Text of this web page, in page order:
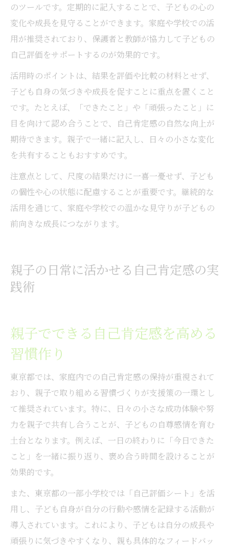
のツールです。定期的に記入することで、子どもの心の
変化や成長を見守ることができます。家庭や学校での活
用が推奨されており、保護者と教師が協力して子どもの
自己評価をサポートするのが効果的です。
活用時のポイントは、結果を評価や比較の材料とせず、
子ども自身の気づきや成長を促すことに重点を置くこと
です。たとえば、「できたこと」や「頑張ったこと」に
目を向けて認め合うことで、自己肯定感の自然な向上が
期待できます。親子で一緒に記入し、日々の小さな変化
を共有することもおすすめです。
注意点として、尺度の結果だけに一喜一憂せず、子ども
の個性や心の状態に配慮することが重要です。継続的な
活用を通じて、家庭や学校での温かな見守りが子どもの
前向きな成長につながります。
親子の日常に活かせる自己肯定感の実
践術
親子でできる自己肯定感を高める
習慣作り
東京都では、家庭内での自己肯定感の保持が重視されて
おり、親子で取り組める習慣づくりが支援策の一環とし
て推奨されています。特に、日々の小さな成功体験や努
力を親子で共有し合うことが、子どもの自尊感情を育む
土台となります。例えば、一日の終わりに「今日できた
こと」を一緒に振り返り、褒め合う時間を設けることが
効果的です。
また、東京都の一部小学校では「自己評価シート」を活
用し、子ども自身が自分の行動や感情を記録する活動が
導入されています。これにより、子どもは自分の成長や
頑張りに気づきやすくなり、親も具体的なフィードバッ